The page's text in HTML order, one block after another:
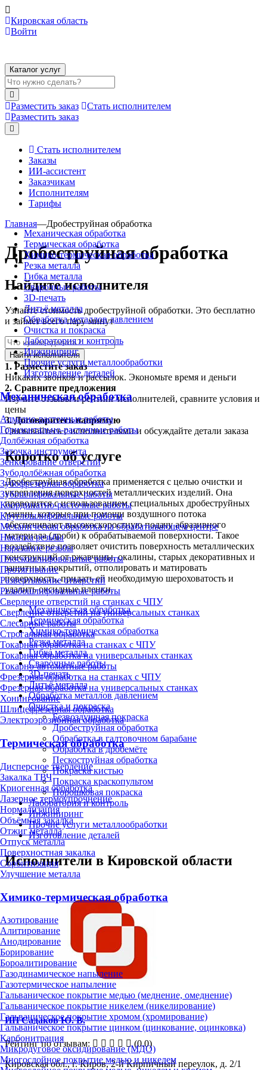
Кировская область
Войти
Каталог услуг
Разместить заказ
Стать исполнителем
Разместить заказ
Стать исполнителем
Заказы
ИИ-ассистент
Заказчикам
Исполнителям
Тарифы
Механическая обработка
Термическая обработка
Химико-термическая обработка
Резка металла
Гибка металла
Сварочные работы
3D-печать
Литьё металла
Обработка металлов давлением
Очистка и покраска
Лаборатория и контроль
Инжиниринг
Прочие услуги металлообработки
Изготовление деталей
Механическая обработка
Алмазно-расточные работы
Горизонтально-расточные работы
Долбёжная обработка
Заточка инструмента
Зенкерование отверстий
Зубодолбёжная обработка
Зубофрезерная обработка
Зубошлифовальные работы
Координатно-расточные работы
Круглошлифовальные работы
Механическая обработка на обрабатывающем центре
Накатка резьбы
Нарезание резьбы
Плоскошлифовальные работы
Протягивание
Развертывание отверстий
Резьбошлифовальные работы
Сверление отверстий на станках с ЧПУ
Сверление отверстий на универсальных станках
Слесарные работы
Строгальная обработка
Токарная обработка на станках с ЧПУ
Токарная обработка на универсальных станках
Токарно-автоматные работы
Фрезерная обработка на станках с ЧПУ
Фрезерная обработка на универсальных станках
Хонингование
Шлицефрезерная обработка
Электроэрозионная обработка
Термическая обработка
Дисперсное твердение
Закалка ТВЧ
Криогенная обработка
Лазерное термоупрочнение
Нормализация
Объёмная закалка
Отжиг металла
Отпуск металла
Поверхностная закалка
Сорбитизация
Улучшение металла
Химико-термическая обработка
Азотирование
Алитирование
Анодирование
Борирование
Бороалитирование
Газодинамическое напыление
Газотермическое напыление
Гальваническое покрытие медью (меднение, омеднение)
Гальваническое покрытие никелем (никелирование)
Гальваническое покрытие хромом (хромирование)
Гальваническое покрытие цинком (цинкование, оцинковка)
Карбонитрация
Микродуговое оксидирование (МДО)
Многослойное покрытие медью и никелем
Главная—Дробеструйная обработка
Дробеструйная обработка
Найдите исполнителя
Узнайте стоимость дробеструйной обработки. Это бесплатно
и займет всего пару минут
Найти исполнителя
1. Разместите заказ
Никаких звонков и рассылок. Экономьте время и деньги
2. Сравните предложения
Изучите отзывы и рейтинг исполнителей, сравните условия и
цены
3.Договоритесь напрямую
Связывайтесь с исполнителями и обсуждайте детали заказа
Коротко об услуге
Дробеструйная обработка применяется с целью очистки и
укрепления поверхностей металлических изделий. Она
проводится с использованием специальных дробеструйных
машин, которые при помощи воздушного потока
обеспечивают высокоскоростную подачу абразивного
материала (дроби) к обрабатываемой поверхности. Такое
воздействие позволяет очистить поверхность металлических
конструкций от ржавчины, окалины, старых декоративных и
защитных покрытий, отполировать и матировать
поверхность, придать ей необходимую шероховатость и
удалить оксидные пленки.
Механическая обработка
Термическая обработка
Химико-термическая обработка
Резка металла
Гибка металла
Сварочные работы
3D-печать
Литьё металла
Обработка металлов давлением
Очистка и покраска
Безвоздушная покраска
Дробеструйная обработка
Обработка в галтовочном барабане
Обработка в дробемёте
Пескоструйная обработка
Покраска кистью
Покраска краскопультом
Порошковая покраска
Лаборатория и контроль
Инжиниринг
Прочие услуги металлообработки
Изготовление деталей
Исполнители в Кировской области
ИП Садаков Ю. В.
Рейтинг по отзывам:
(0.0)
Кировская обл., г. Киров, 2-й Кирпичный переулок, д. 2/1